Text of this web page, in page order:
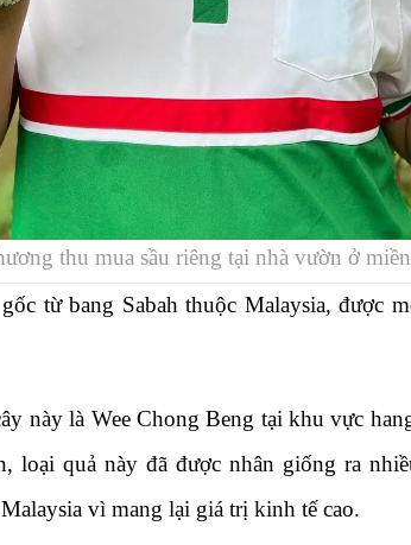
thu mua sầu riêng tại nhà vườn ở
từ bang Sabah thuộc Malaysia, được
này là Wee Chong Beng tại khu vực
loại quả này đã được nhân giống ra
vì mang lại giá trị kinh tế cao.